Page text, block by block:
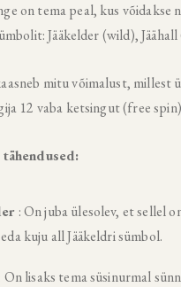
on tema peal, kus
Jääkelder (wild),
mitu võimalust, millest
12 vaba ketsingut (free
: On juba ülesolev, et sellel
kuju all Jääkeldri sümbol.
: On lisaks tema süsinurmal